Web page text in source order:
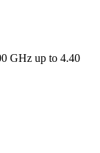
GHz up to 4.40